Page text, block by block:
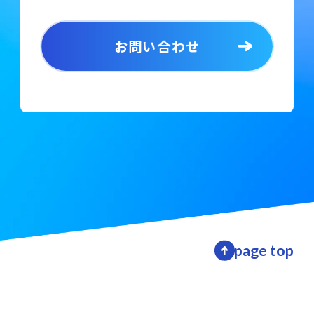
お問い合わせ
page top